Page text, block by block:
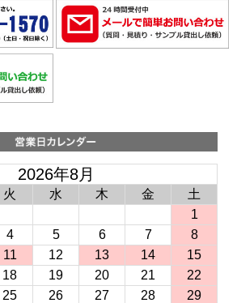
2026年8月
火 水 木 金
土
1
4 5 6 7
8
11 12 13 14
15
18 19 20 21
22
25 26 27 28
29